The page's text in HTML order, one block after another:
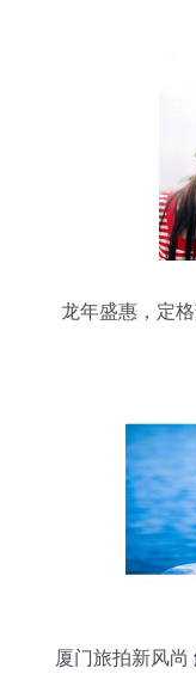
龙年盛惠，定
厦门旅拍新风